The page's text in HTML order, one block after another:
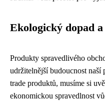
Ekologický dopad
Produkty spravedlivého
udržitelnější budoucnost
trade produktů, musíme si
ekonomickou spravedlnost